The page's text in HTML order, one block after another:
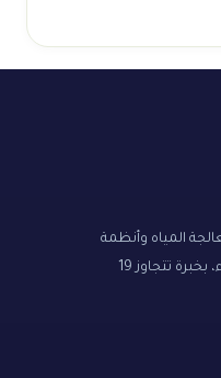
المياه وأنظمة
التناضح العكسي وأجهزة إزالة عسر الماء، بخبرة تتجاوز 19